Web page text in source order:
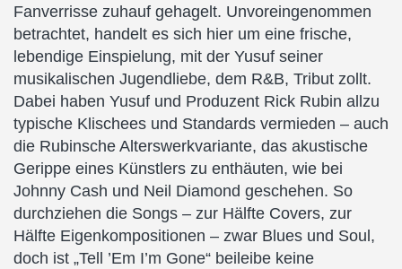
Fanverrisse zuhauf gehagelt. Unvoreingenommen
betrachtet, handelt es sich hier um eine frische,
lebendige Einspielung, mit der Yusuf seiner
musikalischen Jugendliebe, dem R&B, Tribut zollt.
Dabei haben Yusuf und Produzent Rick Rubin allzu
typische Klischees und Standards vermieden – auch
die Rubinsche Alterswerkvariante, das akustische
Gerippe eines Künstlers zu enthäuten, wie bei
Johnny Cash und Neil Diamond geschehen. So
durchziehen die Songs – zur Hälfte Covers, zur
Hälfte Eigenkompositionen – zwar Blues und Soul,
doch ist „Tell ’Em I’m Gone“ beileibe keine